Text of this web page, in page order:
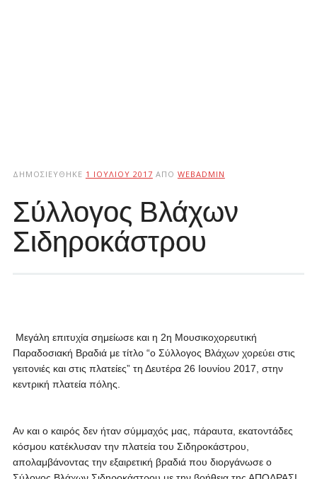
ΔΗΜΟΣΙΕΎΘΗΚΕ 1 ΙΟΥΛΊΟΥ 2017 ΑΠΌ WEBADMIN
Σύλλογος Βλάχων
Σιδηροκάστρου
Μεγάλη επιτυχία σημείωσε και η 2η Μουσικοχορευτική
Παραδοσιακή Βραδιά με τίτλο “ο Σύλλογος Βλάχων χορεύει στις
γειτονιές και στις πλατείες” τη Δευτέρα 26 Ιουνίου 2017, στην
κεντρική πλατεία πόλης.
Αν και ο καιρός δεν ήταν σύμμαχός μας, πάραυτα, εκατοντάδες
κόσμου κατέκλυσαν την πλατεία του Σιδηροκάστρου,
απολαμβάνοντας την εξαιρετική βραδιά που διοργάνωσε ο